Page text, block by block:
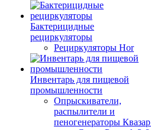
Бактерицидные
рециркуляторы
Рециркуляторы Hor
Инвентарь для пищевой
промышленности
Опрыскиватели,
распылители и
пеногенераторы Квазар